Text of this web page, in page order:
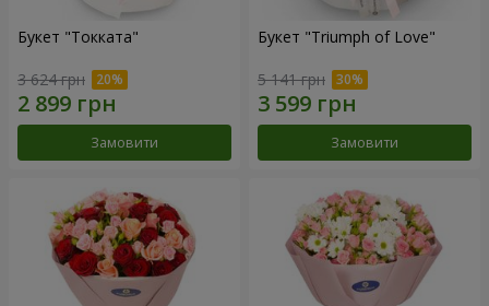
Букет "Токката"
3 624 грн
Замовити
Букет "Triumph of Love"
5 141 грн
Замовити